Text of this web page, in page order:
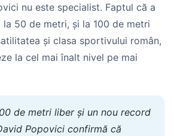
nu este specialist. Faptul că a
50 de metri, și la 100 de metri
și clasa sportivului român,
la cel mai înalt nivel pe mai
de metri liber și un nou record
Popovici confirmă că